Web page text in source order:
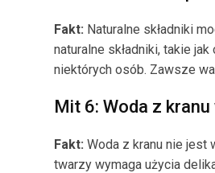
Fakt: Naturalne składniki
naturalne składniki, takie
niektórych osób. Zawsze
Mit 6: Woda z
Fakt: Woda z kranu nie jest
twarzy wymaga użycia